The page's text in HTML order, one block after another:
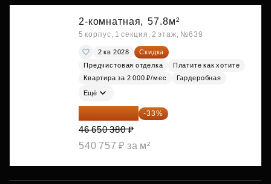
2-комнатная, 57.8м²
5 корпус, 1 секция, 2 этаж, №639
2 кв 2028
Скидка
Предчистовая отделка
Платите как хотите
Квартира за 2 000 ₽/мес
Гардеробная
Ещё
31 255 755 ₽ -33%
46 650 380 ₽
540 757 ₽ за м²